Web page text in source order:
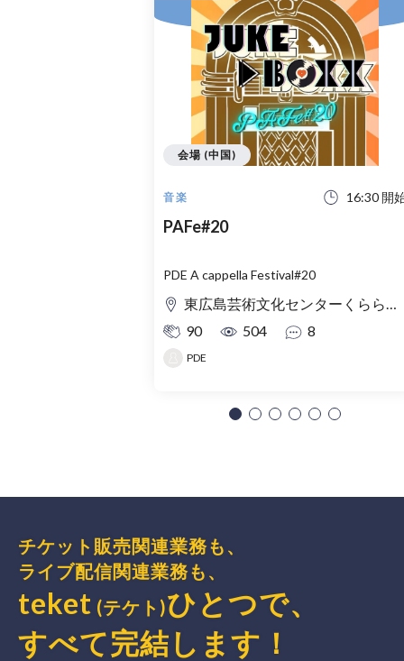
音楽 16:30 開
PAFe#20
PDE A cappella Festival#20
東広島芸術文化センターくらら 小ホール
90
504 8
PDE
会場 (中国)
チケット販売関連業務も、
ライブ配信関連業務も、
teket (テケト)ひとつで、
すべて完結 します ！